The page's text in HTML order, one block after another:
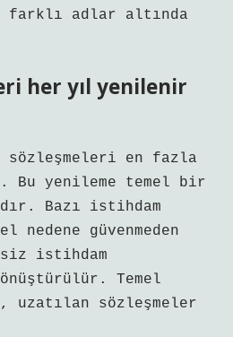
farklı adlar altında
her yıl yenilenir
sözleşmeleri en fazla
yenileme temel bir
Bazı istihdam
nedene güvenmeden
istihdam
Temel
uzatılan sözleşmeler